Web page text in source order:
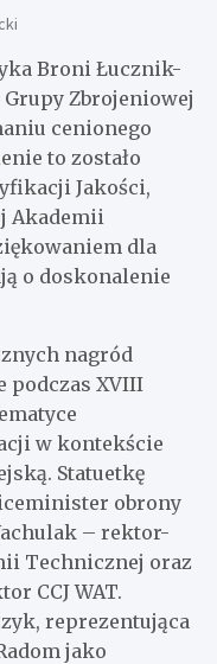
Broni Łucznik-
Grupy Zbrojeniowej
cenionego
to zostało
Jakości,
Akademii
dla
o doskonalenie
nagród
podczas XVIII
w kontekście
Statuetkę
obrony
– rektor-
Technicznej oraz
CCJ WAT.
reprezentująca
jako